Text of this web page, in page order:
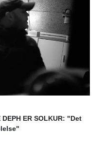
ER SOLKUR: "Det